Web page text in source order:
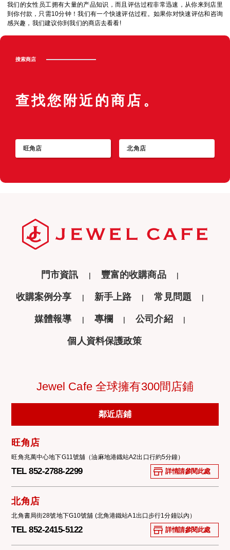
我们的女性员工拥有大量的产品知识，而且评估过程非常迅速，从你来到店里
到你付款，只需10分钟！我们有一个快速评估过程。如果你对快速评估和咨询
感兴趣，我们建议你到我们的商店去看看!
搜索商店
查找您附近的商店。
旺角店 北角店
門市資訊 豐富的收購商品
收購案例分享 新手上路 常見問題
媒體報導 專欄 公司介紹
個人資料保護政策
Jewel Cafe 全球擁有300間店鋪
鄰近店鋪
旺角店
旺角兆萬中心地下G11號舖（油麻地港鐡站A2出口行約5分鐘）
TEL 852-2788-2299 詳情請參閱此處
北角店
北角書局街28號地下G10號舖 (北角港鐵站A1出口步行1分鐘以內）
TEL 852-2415-5122 詳情請參閱此處